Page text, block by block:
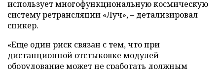
использует многофункциональную космическую
систему ретрансляции «Луч», – детализировал
спикер.
«Еще один риск связан с тем, что при
дистанционной отстыковке модулей
оборудование может не сработать должным